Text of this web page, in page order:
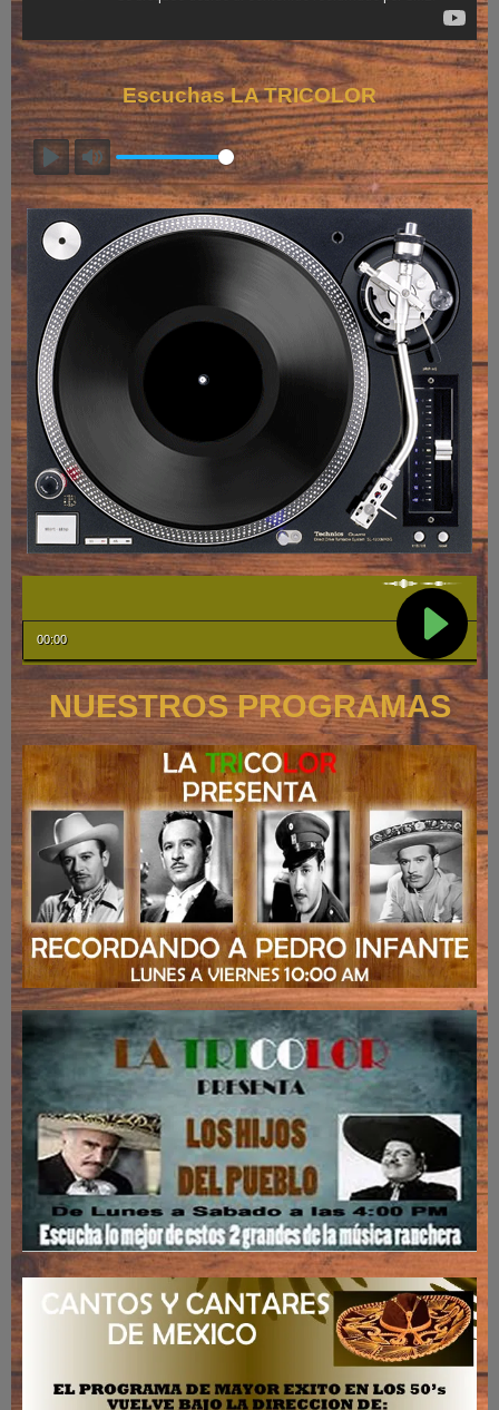
Escuchas LA TRICOLOR
Play Mute
NUESTROS PROGRAMAS